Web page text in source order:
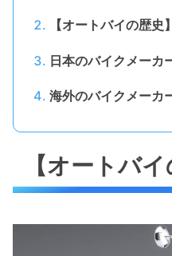
【オートバイの歴史】
日本のバイクメーカ
海外のバイクメーカ
【オートバイ